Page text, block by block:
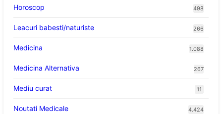
Horoscop 498
Leacuri babesti/naturiste 266
Medicina 1.088
Medicina Alternativa 267
Mediu curat 11
Noutati Medicale 4.424